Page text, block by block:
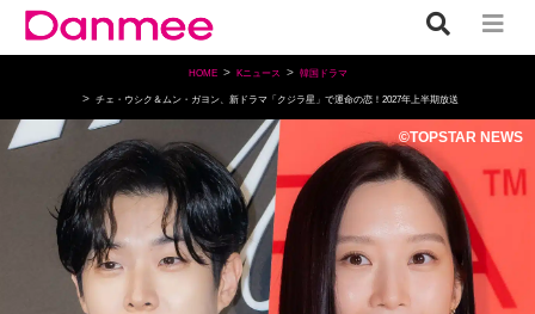
HOME Kニュース 韓国ドラマ
チェ・ウシク＆ムン・ガヨン、新ドラマ「クジラ星」で運命の恋！2027年上半期放送
©TOPSTAR NEWS